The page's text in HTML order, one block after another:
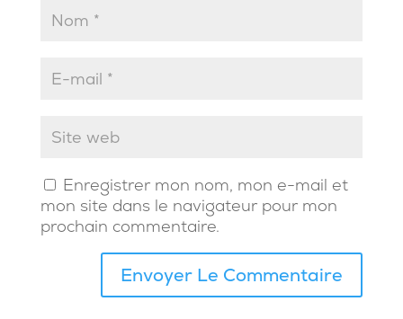
Enregistrer mon nom, mon e-mail et
mon site dans le navigateur pour mon
prochain commentaire.